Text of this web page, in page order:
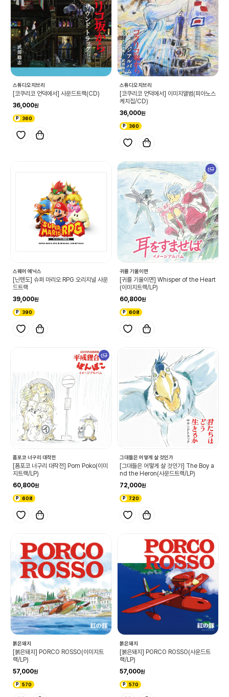
스튜디오지브리
[코쿠리코 언덕에서] 사운드트랙(CD)
36,000
360
스튜디오지브리
[코쿠리코 언덕에서] 이미지앨범(피아노스
케치집/CD)
36,000
360
스퀘어 에닉스
[닌텐도] 슈퍼 마리오 RPG 오리지널 사운
드트랙
39,000
390
신규
귀를 기울이면
[귀를 기울이면] Whisper of the Heart
(이미지트랙/LP)
60,800
608
신규
폼포코 너구리 대작전
[폼포코 너구리 대작전] Pom Poko(이미
지트랙/LP)
60,800
608
그대들은 어떻게 살 것인가
[그대들은 어떻게 살 것인가] The Boy a
nd the Heron(사운드트랙/LP)
72,000
720
붉은돼지
[붉은돼지] PORCO ROSSO(이미지트
랙/LP)
57,000
570
붉은돼지
[붉은돼지] PORCO ROSSO(사운드트
랙/LP)
57,000
570